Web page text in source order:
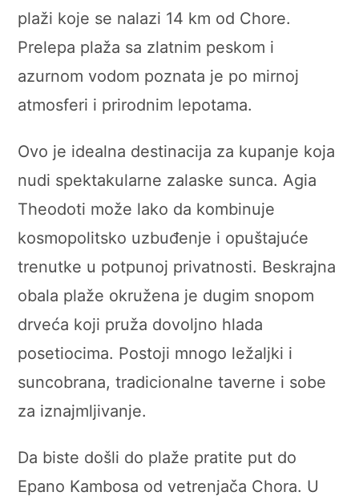
plaži koje se nalazi 14 km od Chore.
Prelepa plaža sa zlatnim peskom i
azurnom vodom poznata je po mirnoj
atmosferi i prirodnim lepotama.
Ovo je idealna destinacija za kupanje koja
nudi spektakularne zalaske sunca. Agia
Theodoti može lako da kombinuje
kosmopolitsko uzbuđenje i opuštajuće
trenutke u potpunoj privatnosti. Beskrajna
obala plaže okružena je dugim snopom
drveća koji pruža dovoljno hlada
posetiocima. Postoji mnogo ležaljki i
suncobrana, tradicionalne taverne i sobe
za iznajmljivanje.
Da biste došli do plaže pratite put do
Epano Kambosa od vetrenjača Chora. U